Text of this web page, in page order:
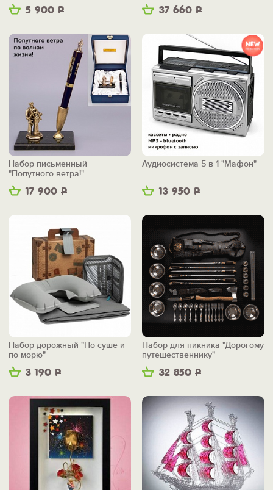
5 900 Р
37 660 Р
17 900 Р
Набор письменный
"Попутного ветра!"
13 950 Р
Аудиосистема 5 в 1 "Мафон"
3 190 Р
Набор дорожный "По суше и
по морю"
32 850 Р
Набор для пикника "Дорогому
путешественнику"